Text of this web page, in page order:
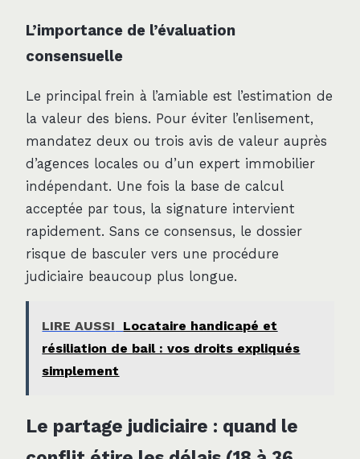
L’importance de l’évaluation
consensuelle
Le principal frein à l’amiable est l’estimation de
la valeur des biens. Pour éviter l’enlisement,
mandatez deux ou trois avis de valeur auprès
d’agences locales ou d’un expert immobilier
indépendant. Une fois la base de calcul
acceptée par tous, la signature intervient
rapidement. Sans ce consensus, le dossier
risque de basculer vers une procédure
judiciaire beaucoup plus longue.
LIRE AUSSI
Locataire handicapé et
résiliation de bail : vos droits expliqués
simplement
Le partage judiciaire : quand le